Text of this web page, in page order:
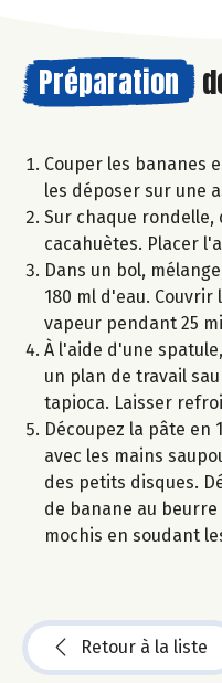
Préparation
Couper les bananes
les déposer sur une
Sur chaque rondelle,
cacahuètes. Placer
Dans un bol,
180 ml d'eau.
vapeur pendant 25
À l'aide d'une
un plan de travail
tapioca. Laisser
Découpez la pâte en
avec les mains
des petits disques.
de banane au beurre
mochis en soudant
Retour à la liste